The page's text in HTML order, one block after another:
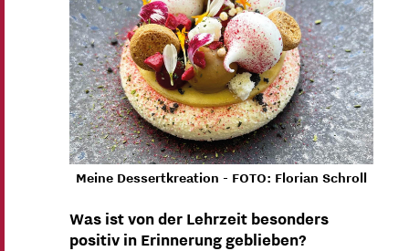
Meine Dessertkreation - FOTO: Florian Schroll
Was ist von der Lehrzeit besonders
positiv in Erinnerung geblieben?